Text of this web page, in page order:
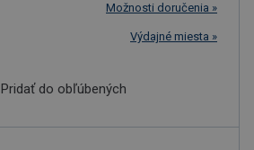
Možnosti doručenia »
Výdajné miesta »
Pridať do obľúbených